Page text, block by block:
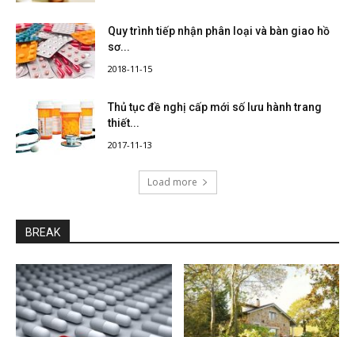
Quy trình tiếp nhận phân loại và bàn giao hồ
sơ...
2018-11-15
Thủ tục đề nghị cấp mới số lưu hành trang
thiết...
2017-11-13
Load more
BREAK